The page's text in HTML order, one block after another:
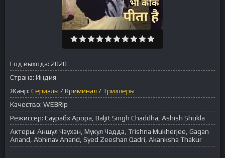
Год выхода: 2020
Страна: Индия
Жанр: Сериалы /Криминал /Триллеры
Качество: WEBRip
Режиссер: Саурабх Арора, Baljit Singh Chaddha, Ashish Shukla
Актеры: Аншул Чаухан, Мукул Чадда, Trishna Mukherjee, Gagan
Anand, Abhinav Anand, Syed Zeeshan Qadri, Akanksha Thakur